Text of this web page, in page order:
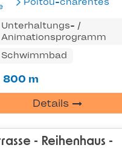
Unterhaltungs- /
Animationsprogramm
Schwimmbad
800 m
Details
- Reihenhaus -